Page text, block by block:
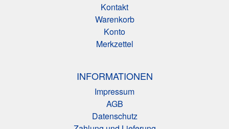
Kontakt
Warenkorb
Konto
Merkzettel
INFORMATIONEN
Impressum
AGB
Datenschutz